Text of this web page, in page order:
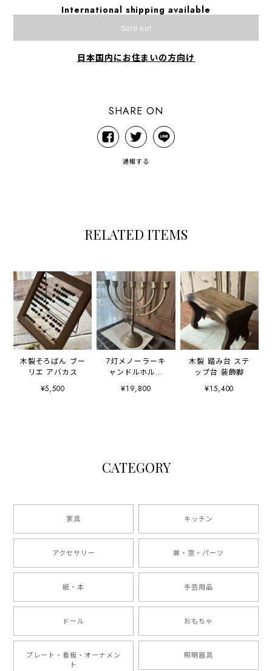
International shipping available
Sold out
日本国内にお住まいの方向け
SHARE ON
通報する
RELATED ITEMS
木製そろばん ブー
リエ アバカス
¥5,500
7灯メノーラーキ
ャンドルホルダ
ー 燭台
¥19,800
木製 踏み台 ステ
ップ台 装飾脚
¥15,400
CATEGORY
家具 キッチン
アクセサリー 扉・窓・パーツ
紙・本 手芸用品
ドール おもちゃ
プレート・看板・オーナメン
ト
照明器具